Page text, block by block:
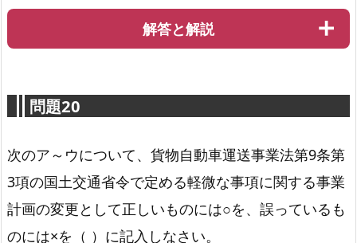
解答と解説
貨物自動車運送事業輸送安全規則第20条1項
問題20
次のア～ウについて、貨物自動車運送事業法第9条第
3項の国土交通省令で定める軽微な事項に関する事業
計画の変更として正しいものには○を、誤っているも
のには×を（ ）に記入しなさい。